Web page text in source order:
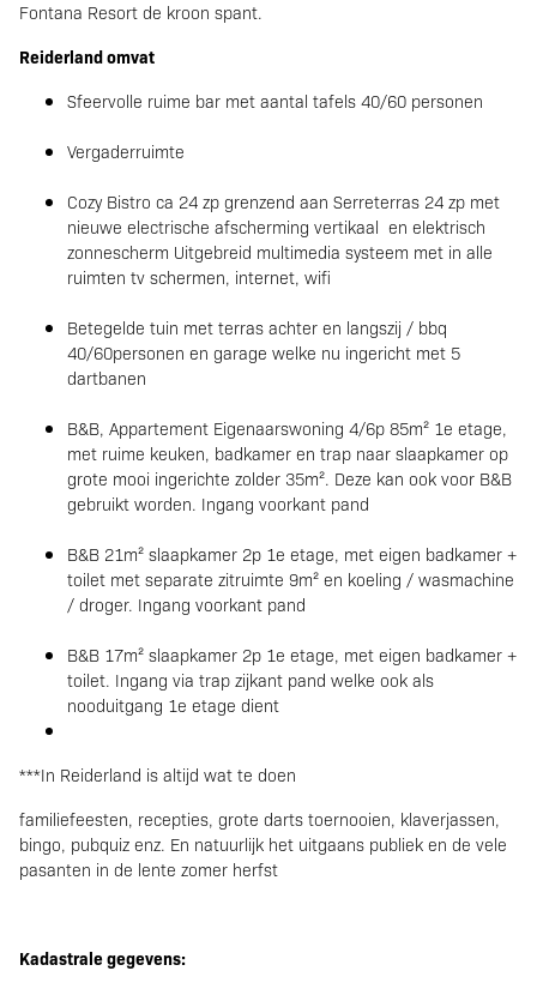
Fontana Resort de kroon spant.
Reiderland omvat
Sfeervolle ruime bar met aantal tafels 40/60 personen
Vergaderruimte
Cozy Bistro ca 24 zp grenzend aan Serreterras 24 zp met
nieuwe electrische afscherming vertikaal en elektrisch
zonnescherm Uitgebreid multimedia systeem met in alle
ruimten tv schermen, internet, wifi
Betegelde tuin met terras achter en langszij / bbq
40/60personen en garage welke nu ingericht met 5
dartbanen
B&B, Appartement Eigenaarswoning 4/6p 85m² 1e etage,
met ruime keuken, badkamer en trap naar slaapkamer op
grote mooi ingerichte zolder 35m². Deze kan ook voor B&B
gebruikt worden. Ingang voorkant pand
B&B 21m² slaapkamer 2p 1e etage, met eigen badkamer +
toilet met separate zitruimte 9m² en koeling / wasmachine
/ droger. Ingang voorkant pand
B&B 17m² slaapkamer 2p 1e etage, met eigen badkamer +
toilet. Ingang via trap zijkant pand welke ook als
nooduitgang 1e etage dient
***In Reiderland is altijd wat te doen
familiefeesten, recepties, grote darts toernooien, klaverjassen,
bingo, pubquiz enz. En natuurlijk het uitgaans publiek en de vele
pasanten in de lente zomer herfst
Kadastrale gegevens: